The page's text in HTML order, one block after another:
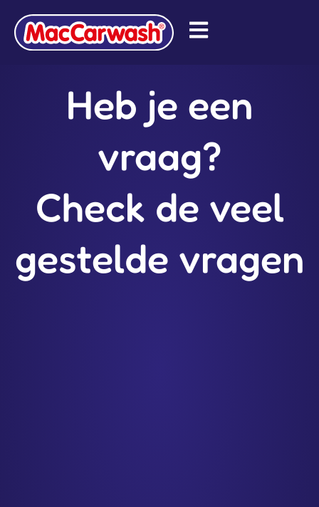
Heb je een
vraag?
Check de veel
gestelde vragen